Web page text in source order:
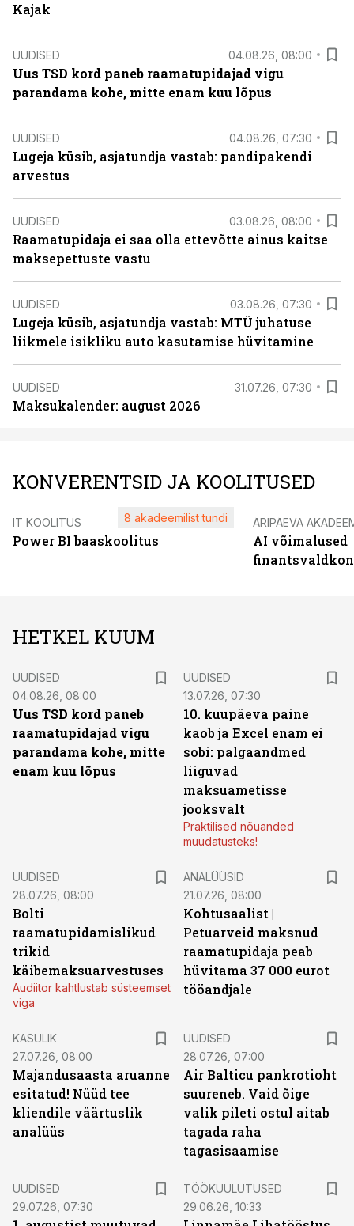
Kajak
UUDISED 04.08.26, 08:00
Uus TSD kord paneb raamatupidajad vigu
parandama kohe, mitte enam kuu lõpus
UUDISED 04.08.26, 07:30
Lugeja küsib, asjatundja vastab: pandipakendi
arvestus
UUDISED 03.08.26, 08:00
Raamatupidaja ei saa olla ettevõtte ainus kaitse
maksepettuste vastu
UUDISED 03.08.26, 07:30
Lugeja küsib, asjatundja vastab: MTÜ juhatuse
liikmele isikliku auto kasutamise hüvitamine
UUDISED 31.07.26, 07:30
Maksukalender: august 2026
KONVERENTSID JA KOOLITUSED
IT KOOLITUS
Power BI baaskoolitus
8 akadeemilist tundi ÄRIPÄEVA
AI võimalused
HETKEL KUUM
UUDISED
04.08.26, 08:00
Uus TSD kord paneb
raamatupidajad vigu
parandama kohe, mitte
enam kuu lõpus
UUDISED
13.07.26, 07:30
10. kuupäeva paine
kaob ja Excel enam ei
sobi: palgaandmed
liiguvad
maksuametisse
jooksvalt
Praktilised nõuanded
muudatusteks!
UUDISED
28.07.26, 08:00
Bolti
raamatupidamislikud
trikid
käibemaksuarvestuses
Audiitor kahtlustab süsteemset
viga
ANALÜÜSID
21.07.26, 08:00
Kohtusaalist |
Petuarveid maksnud
raamatupidaja peab
hüvitama 37 000 eurot
tööandjale
KASULIK
27.07.26, 08:00
Majandusaasta aruanne
esitatud! Nüüd tee
kliendile väärtuslik
analüüs
UUDISED
28.07.26, 07:00
Air Balticu pankrotioht
suureneb. Vaid õige
valik pileti ostul aitab
tagada raha
tagasisaamise
UUDISED
29.07.26, 07:30
TÖÖKUULUTUSED
29.06.26, 10:33